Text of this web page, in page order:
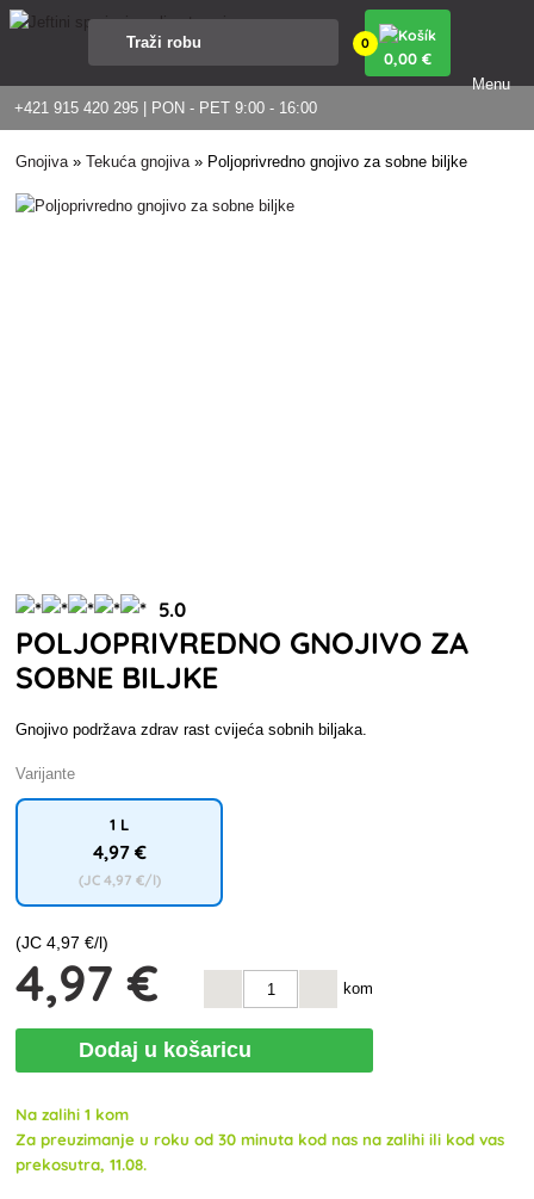
+421 915 420 295 | PON - PET 9:00 - 16:00
0
0,00 €
Menu
Gnojiva»Tekuća gnojiva» Poljoprivredno gnojivo za sobne biljke
5.0
POLJOPRIVREDNO GNOJIVO ZA
SOBNE BILJKE
Gnojivo podržava zdrav rast cvijeća sobnih biljaka.
Varijante
1 L
4,97 €
(JC 4,97 €/l)
(JC4,97 €/l)
4,97 € kom
Dodaj u košaricu
Na zalihi 1 kom
Za preuzimanje u roku od 30 minuta kod nas na zalihi ili kod vas
prekosutra, 11.08.